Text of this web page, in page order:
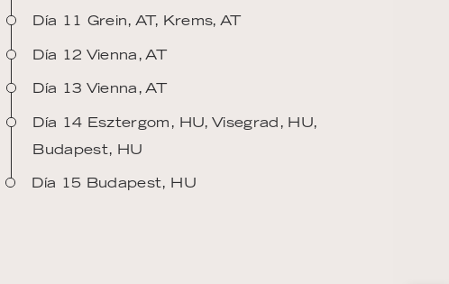
Día 11 Grein, AT, Krems, AT
Día 12 Vienna, AT
Día 13 Vienna, AT
Día 14 Esztergom, HU, Visegrad, HU,
Budapest, HU
Día 15 Budapest, HU